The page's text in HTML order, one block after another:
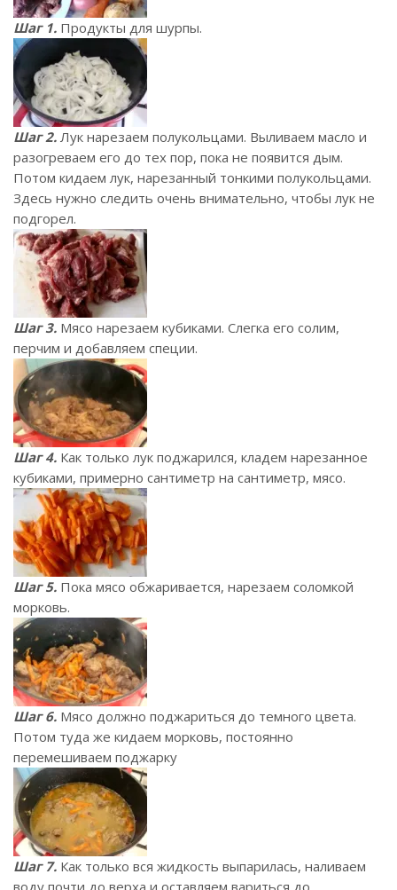
Шаг 1. Продукты для шурпы.
Шаг 2. Лук нарезаем полукольцами. Выливаем масло и
разогреваем его до тех пор, пока не появится дым.
Потом кидаем лук, нарезанный тонкими полукольцами.
Здесь нужно следить очень внимательно, чтобы лук не
подгорел.
Шаг 3. Мясо нарезаем кубиками. Слегка его солим,
перчим и добавляем специи.
Шаг 4. Как только лук поджарился, кладем нарезанное
кубиками, примерно сантиметр на сантиметр, мясо.
Шаг 5. Пока мясо обжаривается, нарезаем соломкой
морковь.
Шаг 6. Мясо должно поджариться до темного цвета.
Потом туда же кидаем морковь, постоянно
перемешиваем поджарку
Шаг 7. Как только вся жидкость выпарилась, наливаем